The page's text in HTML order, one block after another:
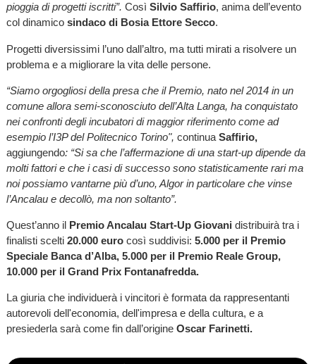
pioggia di progetti iscritti”. Così Silvio Saffirio, anima dell’evento
col dinamico sindaco di Bosia Ettore Secco.
Progetti diversissimi l’uno dall’altro, ma tutti mirati a risolvere un
problema e a migliorare la vita delle persone.
“Siamo orgogliosi della presa che il Premio, nato nel 2014 in un
comune allora semi-sconosciuto dell’Alta Langa, ha conquistato
nei confronti degli incubatori di maggior riferimento come ad
esempio l’I3P del Politecnico Torino", continua Saffirio,
aggiungendo: “Si sa che l’affermazione di una start-up dipende da
molti fattori e che i casi di successo sono statisticamente rari ma
noi possiamo vantarne più d’uno, Algor in particolare che vinse
l’Ancalau e decollò, ma non soltanto”.
Quest’anno il Premio Ancalau Start-Up Giovani distribuirà tra i
finalisti scelti 20.000 eurocosì suddivisi: 5.000 per il Premio
Speciale Banca d’Alba, 5.000 per il Premio Reale Group,
10.000 per il Grand Prix Fontanafredda.
La giuria che individuerà i vincitori è formata da rappresentanti
autorevoli dell'economia, dell'impresa e della cultura, e a
presiederla sarà come fin dall’origine Oscar Farinetti.